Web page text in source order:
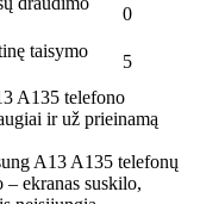
0
taisymo
5
A135 telefono
ir už prieinamą
A13 A135 telefonų
– ekranas suskilo,